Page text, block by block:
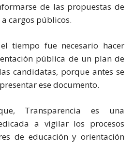
de las propuestas de
cargos públicos.
tiempo fue necesario hacer
pública de un plan de
candidatas, porque antes se
ese documento.
Transparencia es una
a vigilar los procesos
de educación y orientación